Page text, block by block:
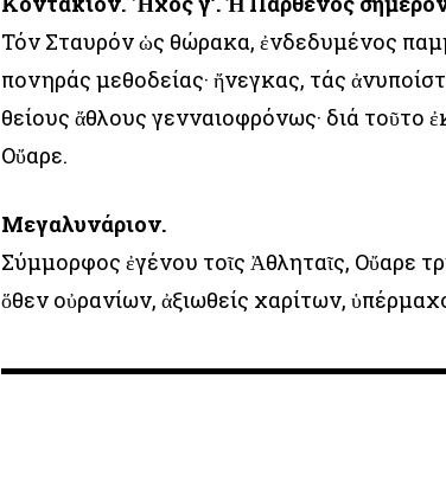
Τόν Σταυρόν ὡς θώρακα, ἐνδεδυμένος
πονηράς μεθοδείας· ἤνεγκας, τάς
θείους ἄθλους γενναιοφρόνως· διά τοῦτο
Οὔαρε.
Μεγαλυνάριον.
Σύμμορφος ἐγένου τοῖς Ἀθληταῖς, Οὔαρε
ὅθεν οὐρανίων, ἀξιωθείς χαρίτων,